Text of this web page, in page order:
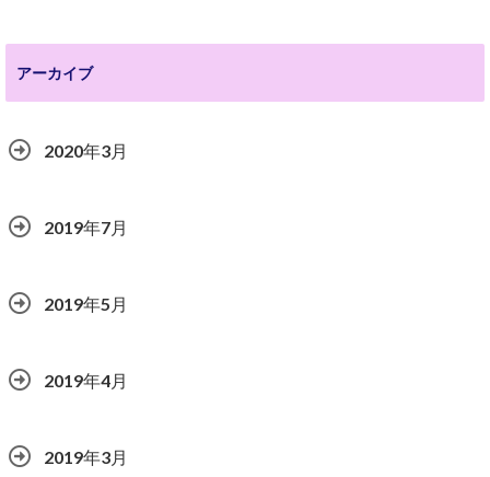
アーカイブ
2020年3月
2019年7月
2019年5月
2019年4月
2019年3月